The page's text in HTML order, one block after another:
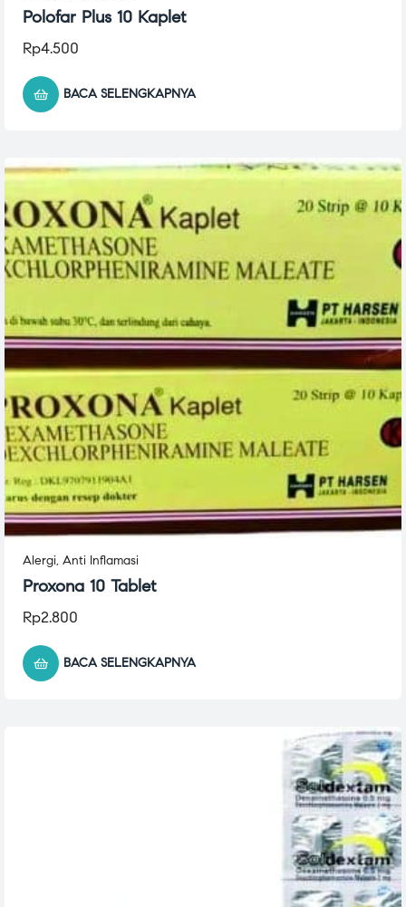
Polofar Plus 10 Kaplet
Rp4.500
BACA SELENGKAPNYA
Alergi, Anti Inflamasi
Proxona 10 Tablet
Rp2.800
BACA SELENGKAPNYA